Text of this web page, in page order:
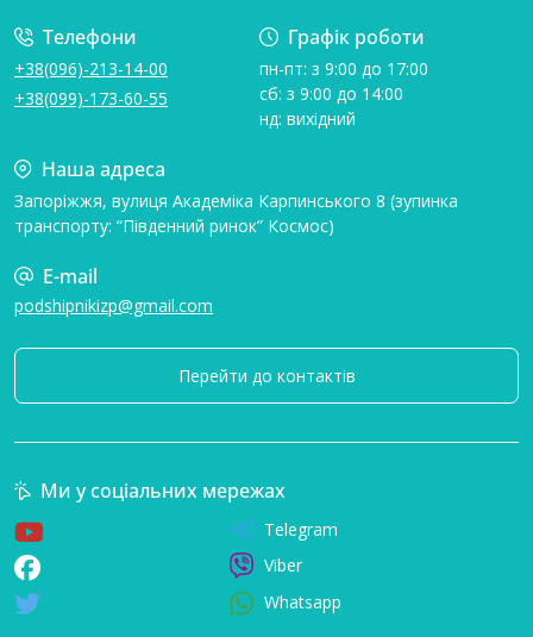
Телефони
+38(096)-213-14-00
+38(099)-173-60-55
Графік роботи
пн-пт: з 9:00 до 17:00
сб: з 9:00 до 14:00
нд: вихідний
Наша адреса
Запоріжжя, вулиця Академіка Карпинського 8 (зупинка
транспорту: “Південний ринок” Космос)
E-mail
podshipnikizp@gmail.com
Перейти до контактів
Ми у соціальних мережах
Telegram
Viber
Whatsapp